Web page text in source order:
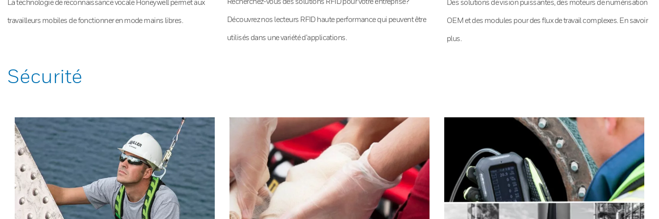
La technologie de reconnaissance vocale Honeywell permet aux
travailleurs mobiles de fonctionner en mode mains libres. Découvrez nos lecteurs RFID haute performance qui peuvent être
utilisés dans une variété d’applications.
Des solutions de vision puissantes, des moteurs de numérisation
OEM et des modules pour des flux de travail complexes. En savoir
plus.
Sécurité